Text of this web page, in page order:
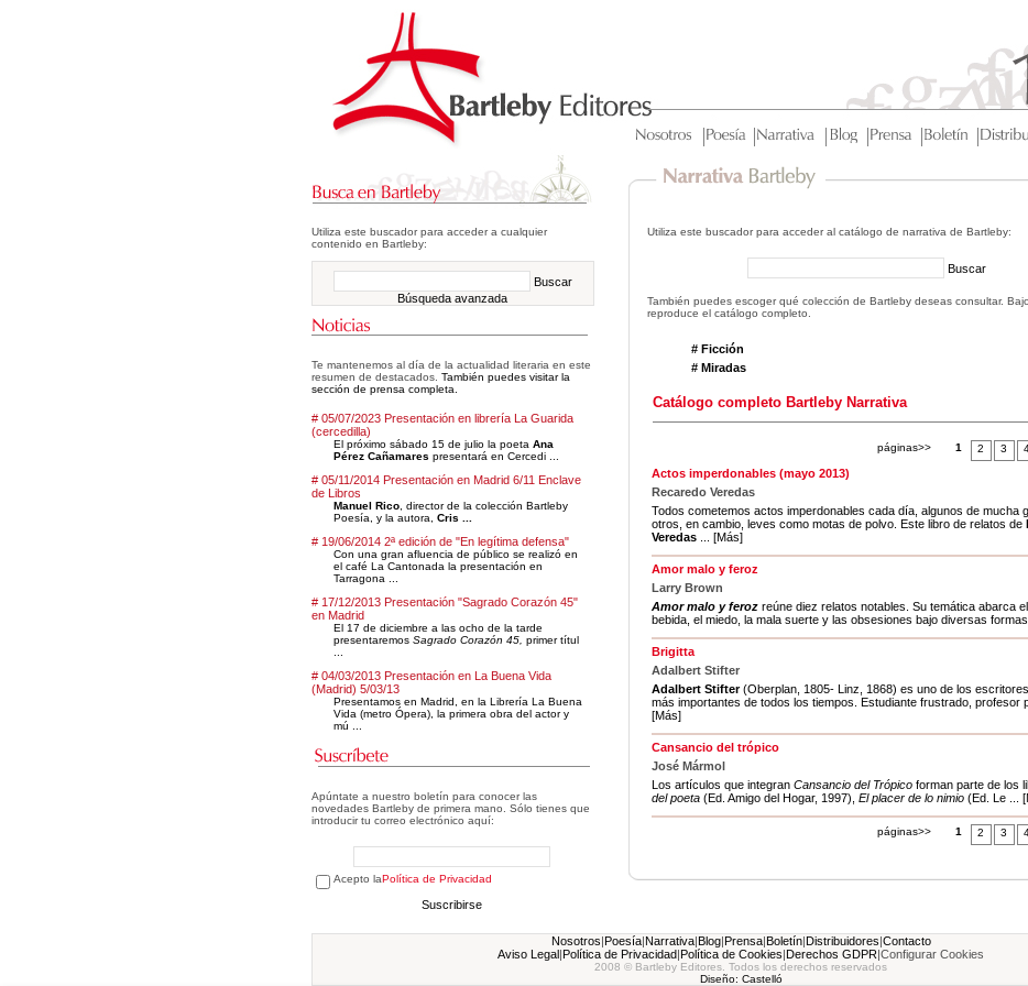
Utiliza este buscador para acceder a cualquier
contenido en Bartleby:
Buscar
Búsqueda avanzada
Te mantenemos al día de la actualidad literaria en este
resumen de destacados. También puedes visitar la
sección de prensa completa.
# 05/07/2023 Presentación en librería La Guarida
(cercedilla)
El próximo sábado 15 de julio la poeta Ana
Pérez Cañamares presentará en Cercedi ...
# 05/11/2014 Presentación en Madrid 6/11 Enclave
de Libros
Manuel Rico, director de la colección Bartleby
Poesía, y la autora, Cris ...
# 19/06/2014 2ª edición de "En legítima defensa"
Con una gran afluencia de público se realizó en
el café La Cantonada la presentación en
Tarragona ...
# 17/12/2013 Presentación "Sagrado Corazón 45"
en Madrid
El 17 de diciembre a las ocho de la tarde
presentaremos Sagrado Corazón 45, primer títul
# 04/03/2013 Presentación en La Buena Vida
(Madrid) 5/03/13
Presentamos en Madrid, en la Librería La Buena
Vida (metro Ópera), la primera obra del actor y
mú ...
Apúntate a nuestro boletín para conocer las
novedades Bartleby de primera mano. Sólo tienes que
introducir tu correo electrónico aquí:
Acepto laPolítica de Privacidad
Suscribirse
Utiliza este buscador para acceder al catálogo de narrativa de Bartleby:
Buscar
También puedes escoger qué colección de Bartleby deseas consultar.
reproduce el catálogo completo.
# Ficción
# Miradas
Catálogo completo Bartleby Narrativa
3
2
1
páginas>>
Actos imperdonables (mayo 2013)
Recaredo Veredas
Todos cometemos actos imperdonables cada día, algunos de mucha
otros, en cambio, leves como motas de polvo. Este libro de relatos de
Veredas... [Más]
Amor malo y feroz
Larry Brown
Amor malo y ferozreúne diez relatos notables. Su temática abarca
bebida, el miedo, la mala suerte y las obsesiones bajo diversas
Brigitta
Adalbert Stifter
Adalbert Stifter(Oberplan, 1805- Linz, 1868) es uno de los
más importantes de todos los tiempos. Estudiante frustrado, profesor
[Más]
Cansancio del trópico
José Mármol
Los artículos que integran Cansancio del Trópicoforman parte de los
del poeta(Ed. Amigo del Hogar, 1997), El placer de lo nimio(Ed. Le ...
3
2
1
páginas>>
Nosotros|Poesía|Narrativa|Blog|Prensa|Boletín|Distribuidores|Contacto
Aviso Legal|Política de Privacidad|Política de Cookies|Derechos GDPR|Configurar Cookies
2008 © Bartleby Editores. Todos los derechos reservados
Diseño: Castelló